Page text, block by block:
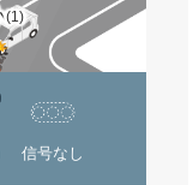
(1)
信号なし